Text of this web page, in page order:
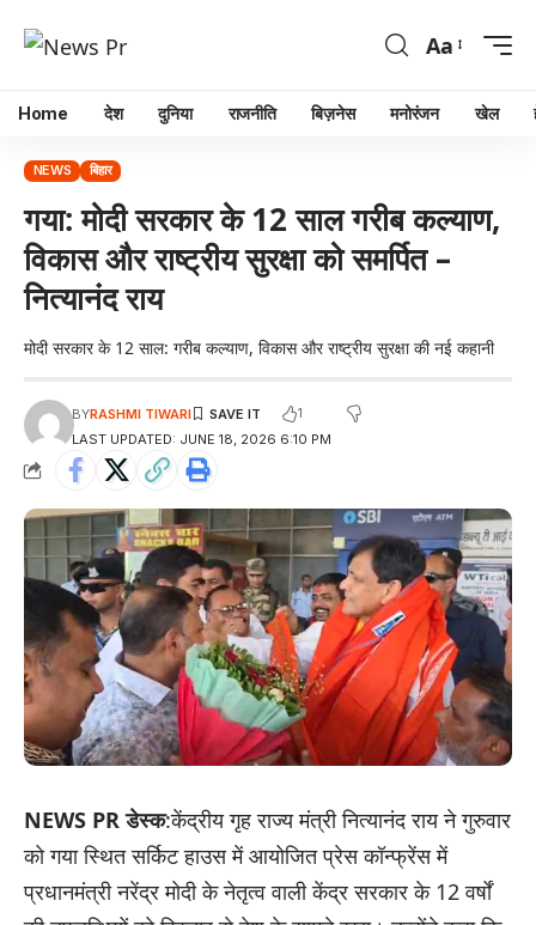
Aa
Home देश दुनिया राजनीति बिज़नेस मनोरंजन खेल
NEWS बिहार
गया: मोदी सरकार के 12 साल गरीब कल्याण,
विकास और राष्ट्रीय सुरक्षा को समर्पित –
नित्यानंद राय
मोदी सरकार के 12 साल: गरीब कल्याण, विकास और राष्ट्रीय सुरक्षा की नई कहानी
LAST UPDATED: JUNE 18, 2026 6:10 PM
BYRASHMI TIWARI 1
NEWS PR डेस्क:केंद्रीय गृह राज्य मंत्री नित्यानंद राय ने गुरुवार
को गया स्थित सर्किट हाउस में आयोजित प्रेस कॉन्फ्रेंस में
प्रधानमंत्री नरेंद्र मोदी के नेतृत्व वाली केंद्र सरकार के 12 वर्षों